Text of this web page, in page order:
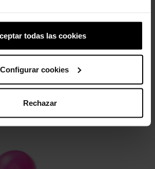
todas las cookies
Configurar cookies
Rechazar
4,99 € 3,99 €
na mesma